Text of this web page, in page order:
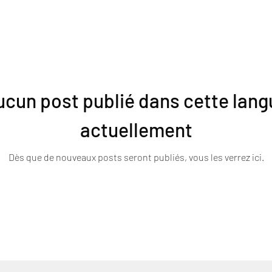
post publié dans cette
actuellement
Dès que de nouveaux posts seront publiés, vous les verrez ici.